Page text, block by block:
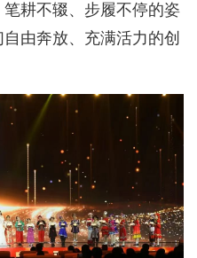
耕不辍、步履不停的姿
由奔放、充满活力的创